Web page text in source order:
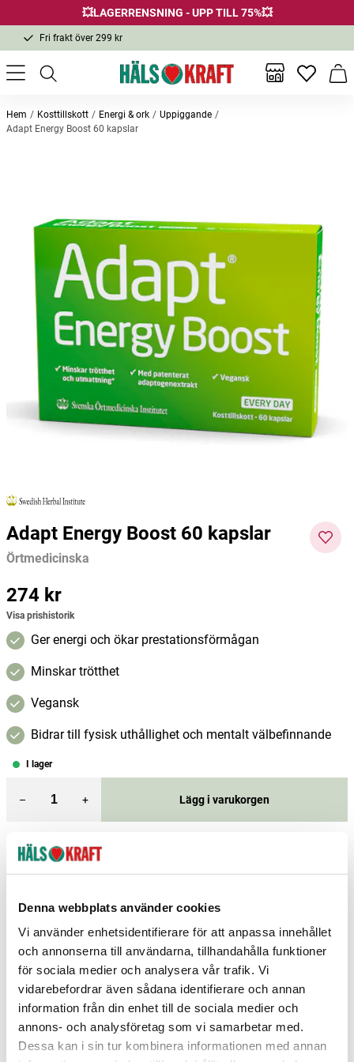
Denna webbplats använder cookies
Vi använder enhetsidentifierare för att anpassa innehållet
och annonserna till användarna, tillhandahålla funktioner
för sociala medier och analysera vår trafik. Vi
vidarebefordrar även sådana identifierare och annan
information från din enhet till de sociala medier och
annons- och analysföretag som vi samarbetar med.
Dessa kan i sin tur kombinera informationen med annan
💥LAGERRENSNING - UPP TILL 75%💥
Fri frakt över 299 kr
1-3 dagars leverans
Samma pris i butik & online
Fri frakt över 299 kr
Inga
Hem Kosttillskott Energi & ork
Uppiggande
Adapt Energy Boost 60 kapslar
Bästsäljare
curaMIN Ledhälsa 90 kapslar
MedicineGarden
Pris:377 kr
377 kr Pris: 132 kr
Adapt Energy Boost 60 kapslar
Örtmedicinska
Pris:274 kr
274 kr
Visa prishistorik
Ger energi och ökar prestationsförmågan
Minskar trötthet
Vegansk
Bidrar till fysisk uthållighet och mentalt välbefinnande
I lager
– + Lägg i varukorgen
Fri frakt över 299 kr
Samma pris i butik & online
Falköping 1 st Reservera
Fler butiker
Kan hämtas om en timme
Inom butikens öppettider